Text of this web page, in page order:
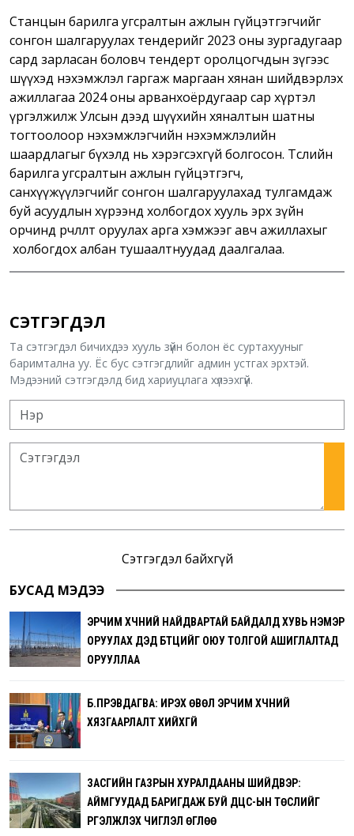
Станцын барилга угсралтын ажлын гүйцэтгэгчийг
сонгон шалгаруулах тендерийг 2023 оны зургадугаар
сард зарласан боловч тендерт оролцогчдын зүгээс
шүүхэд нэхэмжлэл гаргаж маргаан хянан шийдвэрлэх
ажиллагаа 2024 оны арванхоёрдугаар сар хүртэл
үргэлжилж Улсын дээд шүүхийн хяналтын шатны
тогтоолоор нэхэмжлэгчийн нэхэмжлэлийн
шаардлагыг бүхэлд нь хэрэгсэхгүй болгосон. Төслийн
барилга угсралтын ажлын гүйцэтгэгч,
санхүүжүүлэгчийг сонгон шалгаруулахад тулгамдаж
буй асуудлын хүрээнд холбогдох хууль эрх зүйн
орчинд өөрчлөлт оруулах арга хэмжээг авч ажиллахыг
холбогдох албан тушаалтнуудад даалгалаа.
СЭТГЭГДЭЛ
Та сэтгэгдэл бичихдээ хууль зүйн болон ёс суртахууныг
баримтална уу. Ёс бус сэтгэгдлийг админ устгах эрхтэй.
Мэдээний сэтгэгдэлд бид хариуцлага хүлээхгүй.
Сэтгэгдэл байхгүй
БУСАД МЭДЭЭ
ЭРЧИМ ХҮЧНИЙ НАЙДВАРТАЙ БАЙДАЛД ХУВЬ НЭМЭР
ОРУУЛАХ ДЭД БҮТЦИЙГ ОЮУ ТОЛГОЙ АШИГЛАЛТАД
ОРУУЛЛАА
Б.ПҮРЭВДАГВА: ИРЭХ ӨВӨЛ ЭРЧИМ ХҮЧНИЙ
ХЯЗГААРЛАЛТ ХИЙХГҮЙ
ЗАСГИЙН ГАЗРЫН ХУРАЛДААНЫ ШИЙДВЭР:
АЙМГУУДАД БАРИГДАЖ БУЙ ДЦС-ЫН ТӨСЛИЙГ
ҮРГЭЛЖҮҮЛЭХ ЧИГЛЭЛ ӨГЛӨӨ